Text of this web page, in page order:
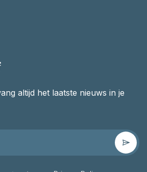
altijd het laatste nieuws in je